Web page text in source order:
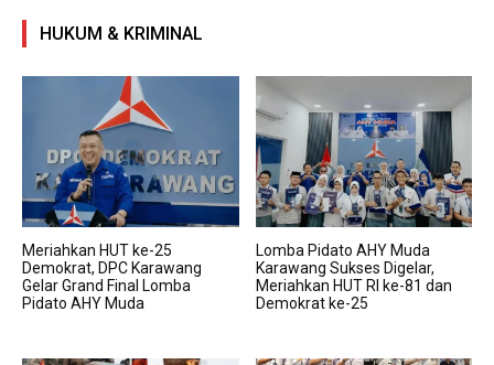
HUKUM & KRIMINAL
Meriahkan HUT ke-25
Demokrat, DPC Karawang
Gelar Grand Final Lomba
Pidato AHY Muda
Lomba Pidato AHY Muda
Karawang Sukses Digelar,
Meriahkan HUT RI ke-81 dan
Demokrat ke-25